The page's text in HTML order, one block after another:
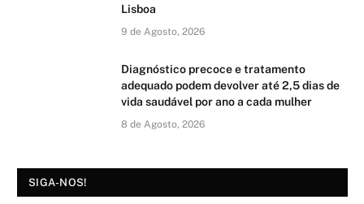
Lisboa
9 de Agosto, 2026
Diagnóstico precoce e tratamento
adequado podem devolver até 2,5 dias de
vida saudável por ano a cada mulher
8 de Agosto, 2026
SIGA-NOS!